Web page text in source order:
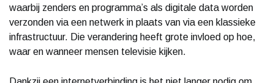
waarbij zenders en programma’s als digitale data worden
verzonden via een netwerk in plaats van via een klassieke
infrastructuur. Die verandering heeft grote invloed op hoe,
waar en wanneer mensen televisie kijken.